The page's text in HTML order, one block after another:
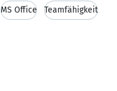
MS Office Teamfähigkeit